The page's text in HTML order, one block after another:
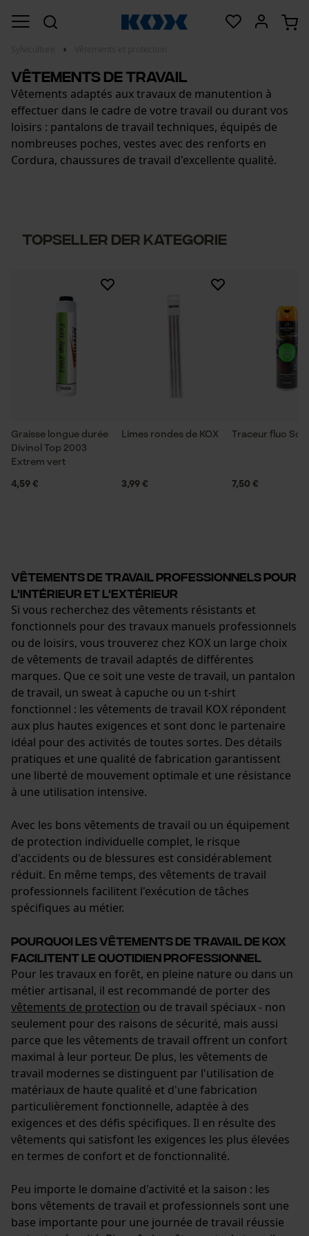
Vêtements de travail
Vêtements adaptés aux travaux de manutention à
effectuer dans le cadre de votre travail ou durant vos
loisirs : pantalons de travail techniques, équipés de
nombreuses poches, vestes avec des renforts en
Cordura, chaussures de travail d'excellente qualité.
Topseller der Kategorie
Graisse longue durée
Divinol Top 2003
Extrem vert
4,59 €
Limes rondes de KOX
3,99 €
Traceur fluo
7,50 €
Vêtements de travail professionnels pour
l'intérieur et l'extérieur
Si vous recherchez des vêtements résistants et
fonctionnels pour des travaux manuels professionnels
ou de loisirs, vous trouverez chez KOX un large choix
de vêtements de travail adaptés de différentes
marques. Que ce soit une veste de travail, un pantalon
de travail, un sweat à capuche ou un t-shirt
fonctionnel : les vêtements de travail KOX répondent
aux plus hautes exigences et sont donc le partenaire
idéal pour des activités de toutes sortes. Des détails
pratiques et une qualité de fabrication garantissent
une liberté de mouvement optimale et une résistance
à une utilisation intensive.
Avec les bons vêtements de travail ou un équipement
de protection individuelle complet, le risque
d'accidents ou de blessures est considérablement
réduit. En même temps, des vêtements de travail
professionnels facilitent l'exécution de tâches
spécifiques au métier.
Pourquoi les vêtements de travail de KOX
facilitent le quotidien professionnel
Pour les travaux en forêt, en pleine nature ou dans un
métier artisanal, il est recommandé de porter des
vêtements de protection ou de travail spéciaux - non
seulement pour des raisons de sécurité, mais aussi
parce que les vêtements de travail offrent un confort
maximal à leur porteur. De plus, les vêtements de
travail modernes se distinguent par l'utilisation de
matériaux de haute qualité et d'une fabrication
particulièrement fonctionnelle, adaptée à des
exigences et des défis spécifiques. Il en résulte des
vêtements qui satisfont les exigences les plus élevées
en termes de confort et de fonctionnalité.
Peu importe le domaine d'activité et la saison : les
bons vêtements de travail et professionnels sont une
base importante pour une journée de travail réussie